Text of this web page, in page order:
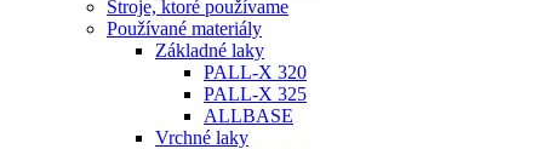
Stroje, ktoré používame
Používané materiály
Základné laky
PALL-X 320
PALL-X 325
ALLBASE
Vrchné laky